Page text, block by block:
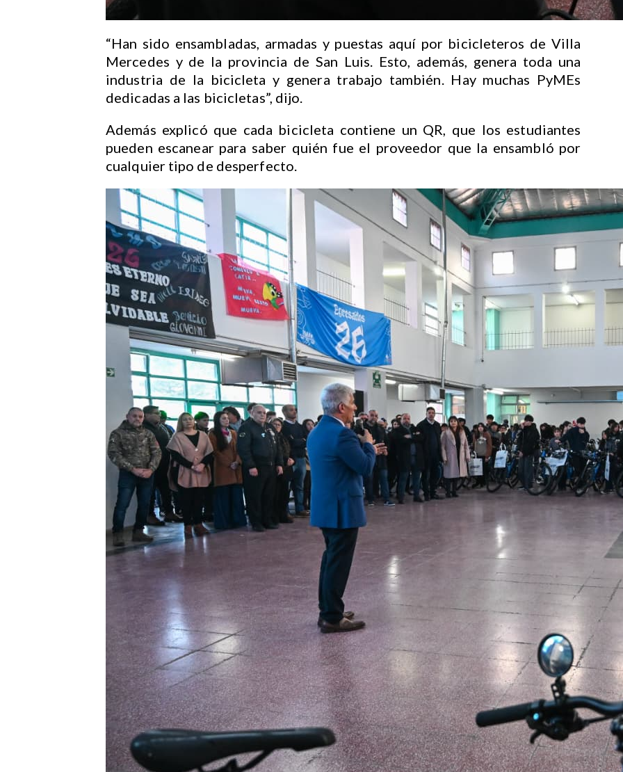
“Han sido ensambladas, armadas y puestas aquí por bicicleteros de Villa
Mercedes y de la provincia de San Luis. Esto, además, genera toda una
industria de la bicicleta y genera trabajo también. Hay muchas PyMEs
dedicadas a las bicicletas”, dijo.
Además explicó que cada bicicleta contiene un QR, que los estudiantes
pueden escanear para saber quién fue el proveedor que la ensambló por
cualquier tipo de desperfecto.